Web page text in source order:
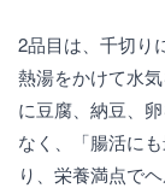
2品目は、千切り
熱湯をかけて水
に豆腐、納豆、
なく、「腸活に
り、栄養満点で